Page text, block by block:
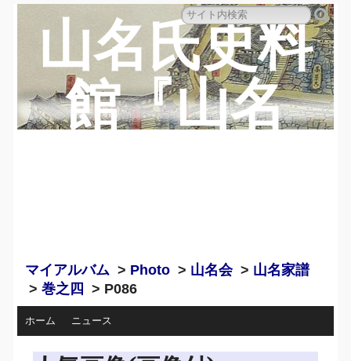
山名氏史料
館『山名
マイアルバム > Photo > 山名会> 山名家譜
>巻之四 > P086
ホーム ニュース